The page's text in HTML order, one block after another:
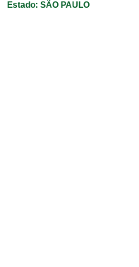
Estado: SÃO PAULO